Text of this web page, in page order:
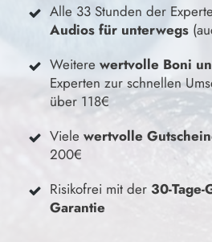
Alle 33 Stunden der
Audios für unterwegs
Weitere wertvolle Boni
Experten zur schnellen
über 118€
Viele wertvolle
200€
Risikofrei mit der 30-Tage-
Garantie